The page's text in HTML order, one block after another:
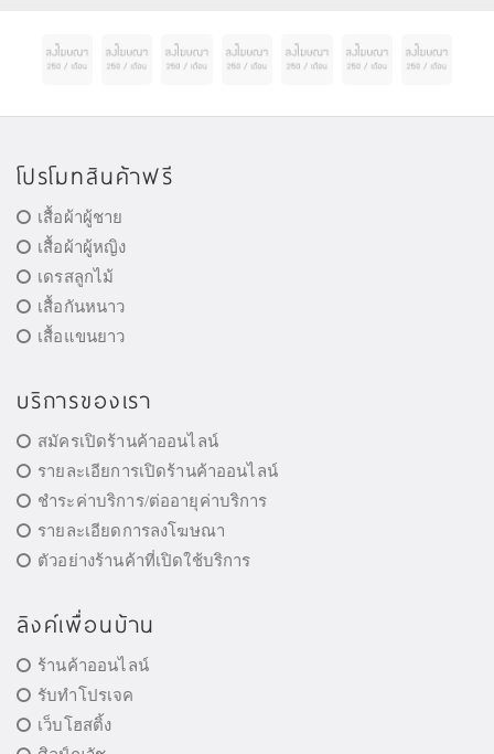
โปรโมทสินค้าฟรี
เสื้อผ้าผู้ชาย
เสื้อผ้าผู้หญิง
เดรสลูกไม้
เสื้อกันหนาว
เสื้อแขนยาว
บริการของเรา
สมัครเปิดร้านค้าออนไลน์
รายละเอียการเปิดร้านค้าออนไลน์
ชำระค่าบริการ/ต่ออายุค่าบริการ
รายละเอียดการลงโฆษณา
ตัวอย่างร้านค้าที่เปิดใช้บริการ
ลิงค์เพื่อนบ้าน
ร้านค้าออนไลน์
รับทำโปรเจค
เว็บโฮสติ้ง